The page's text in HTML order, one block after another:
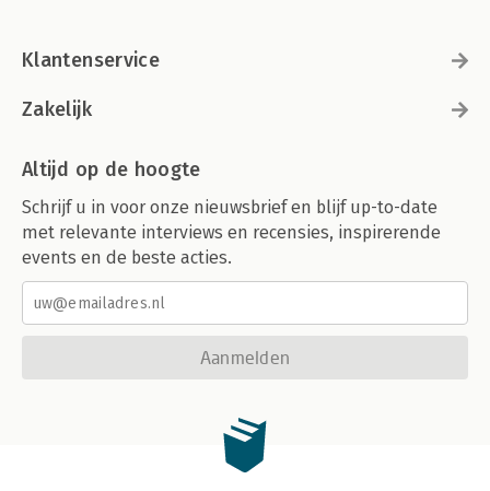
Klantenservice
Zakelijk
Altijd op de hoogte
Schrijf u in voor onze nieuwsbrief en blijf up-to-date
met relevante interviews en recensies, inspirerende
events en de beste acties.
Aanmelden